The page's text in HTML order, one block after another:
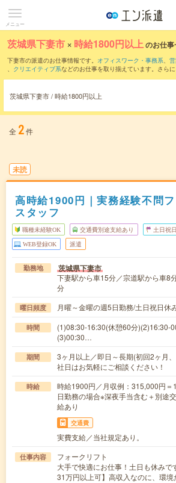
メニュー
茨城県下妻市 × 時給1800円以上のお仕
下妻市の派遣のお仕事情報です。 オフィスワーク・事務系、
、 クリエイティブ系などのお仕事を取り揃えています。さらに
茨城県下妻市 / 時給1800円以上
全 2件
未読
高時給1900円｜実務経験不問
スタッフ
職種未経験OK 交通費別途支給あり 土日祝
WEB登録OK 派遣
勤務地 茨城県下妻市
下妻駅から車15分／宗道駅から車8
分
曜日頻度 月曜～金曜の週5日勤務/土日祝日休
時間
(1)08:30-16:30(休憩60分)(2)16:30-
(3)00:30…
期間
3ヶ月以上／即日～長期(初回2ヶ月
社日はお気軽にご相談ください！
時給
時給1900円／月収例：315,000円
日勤務の場合※深夜手当含む＋別途
給あり
交通費
実費支給／当社規定あり。
仕事内容
フォークリフト
大手で快適にお仕事！土日も休みで
31万円以上可】高収入なのに、環